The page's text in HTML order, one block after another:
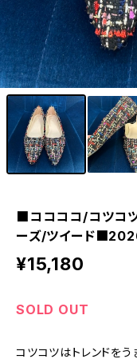
■ココココ/コツコツ
ーズ/ツイード
¥15,180
SOLD OUT
コツコツはトレンドを